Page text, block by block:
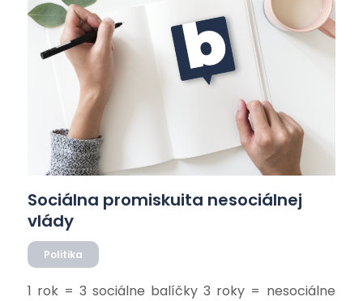
Politika
Sociálna promiskuita nesociálnej
vlády
1 rok = 3 sociálne balíčky 3 roky = nesociálne